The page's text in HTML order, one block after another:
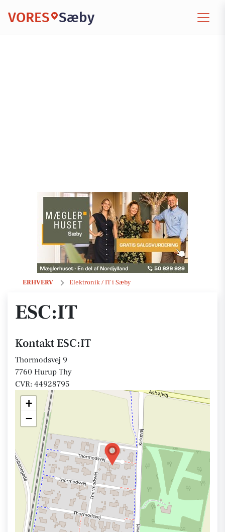
VORES Sæby
ERHVERV Elektronik / IT i Sæby
ESC:IT
ESC:IT
Kontakt ESC:IT
Thormodsvej 9
7760 Hurup Thy
CVR: 44928795
+
−